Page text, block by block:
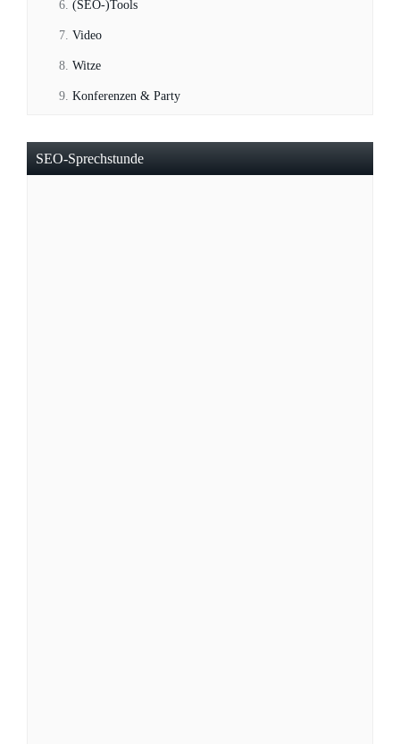
(SEO-)Tools
Video
Witze
Konferenzen & Party
SEO-Sprechstunde